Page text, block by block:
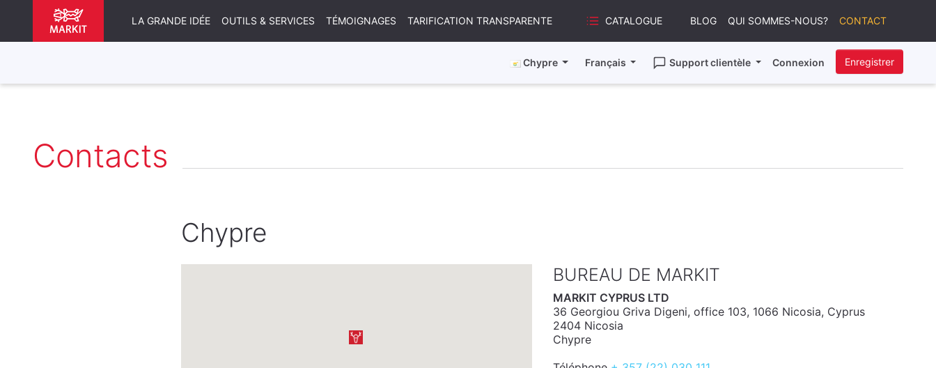
LA GRANDE IDÉE OUTILS & SERVICES TÉMOIGNAGES TARIFICATION TRANSPARENTE CATALOGUE BLOG QUI SOMMES-NOUS? CONTACT
Chypre Français Support clientèle Connexion Enregistrer
Contacts
Chypre
BUREAU DE MARKIT
MARKIT CYPRUS LTD
36 Georgiou Griva Digeni, office 103, 1066 Nicosia, Cyprus
2404 Nicosia
Chypre